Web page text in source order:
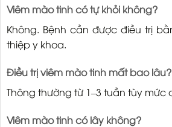
Viêm mào tinh có tự khỏi không?
Không. Bệnh cần được điều trị
thiệp y khoa.
Điều trị viêm mào tinh mất bao lâu?
Thông thường từ 1–3 tuần tùy mức
Viêm mào tinh có lây không?